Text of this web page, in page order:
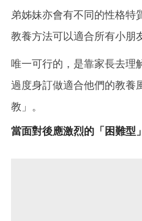
弟姊妹亦會有不同的性格特
教養方法可以適合所有小朋
唯一可行的，是靠家長去理
過度身訂做適合他們的教養
教」。
當面對後應激烈的「困難型